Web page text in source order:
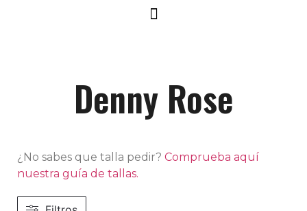
Denny Rose
¿No sabes que talla pedir? Comprueba aquí
nuestra guía de tallas.